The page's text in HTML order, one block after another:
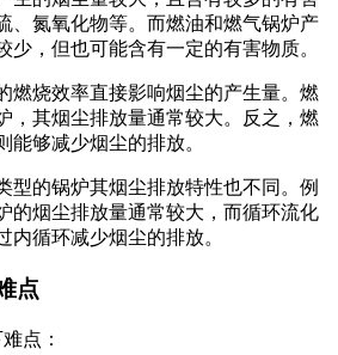
、氮氧化物等。而燃油和燃气锅炉产
少，但也可能含有一定的有害物质。
燃烧效率直接影响烟尘的产生量。燃
，其烟尘排放量通常较大。反之，燃
能够减少烟尘的排放。
型的锅炉其烟尘排放特性也不同。例
的烟尘排放量通常较大，而循环流化
内循环减少烟尘的排放。
点
点：